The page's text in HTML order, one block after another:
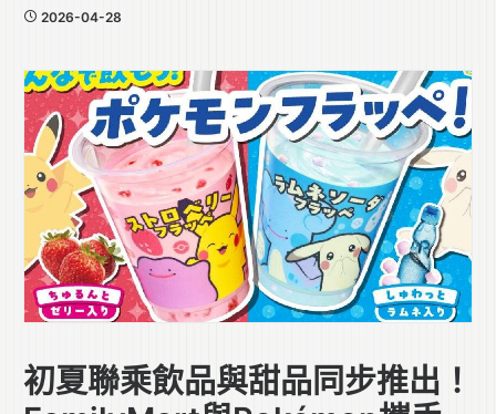
2026-04-28
初夏聯乘飲品與甜品同步推出！